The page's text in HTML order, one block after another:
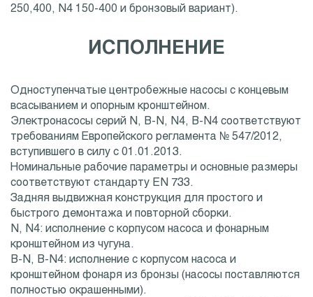
250,400, N4 150-400 и бронзовый вариант).
ИСПОЛНЕНИЕ
Одноступенчатые центробежные насосы с концевым
всасыванием и опорным кронштейном.
Электронасосы серий N, B-N, N4, B-N4 соответствуют
требованиям Европейского регламента № 547/2012,
вступившего в силу с 01.01.2013.
Номинальные рабочие параметры и основные размеры
соответствуют стандарту EN 733.
Задняя выдвижная конструкция для простого и
быстрого демонтажа и повторной сборки.
N, N4: исполнение с корпусом насоса и фонарным
кронштейном из чугуна.
B-N, B-N4: исполнение с корпусом насоса и
кронштейном фонаря из бронзы (насосы поставляются
полностью окрашенными).